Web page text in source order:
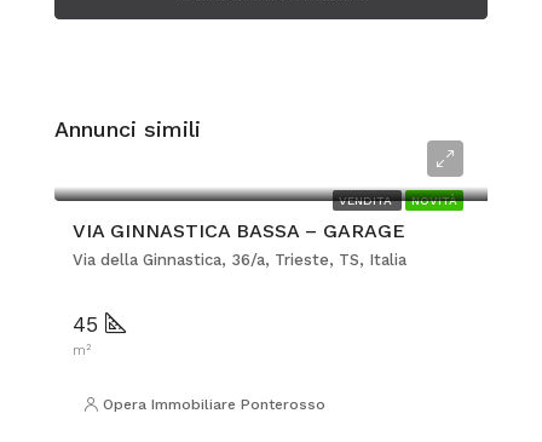
Annunci simili
VENDITA NOVITÀ
VIA GINNASTICA BASSA – GARAGE
Via della Ginnastica, 36/a, Trieste, TS, Italia
45
m²
Opera Immobiliare Ponterosso